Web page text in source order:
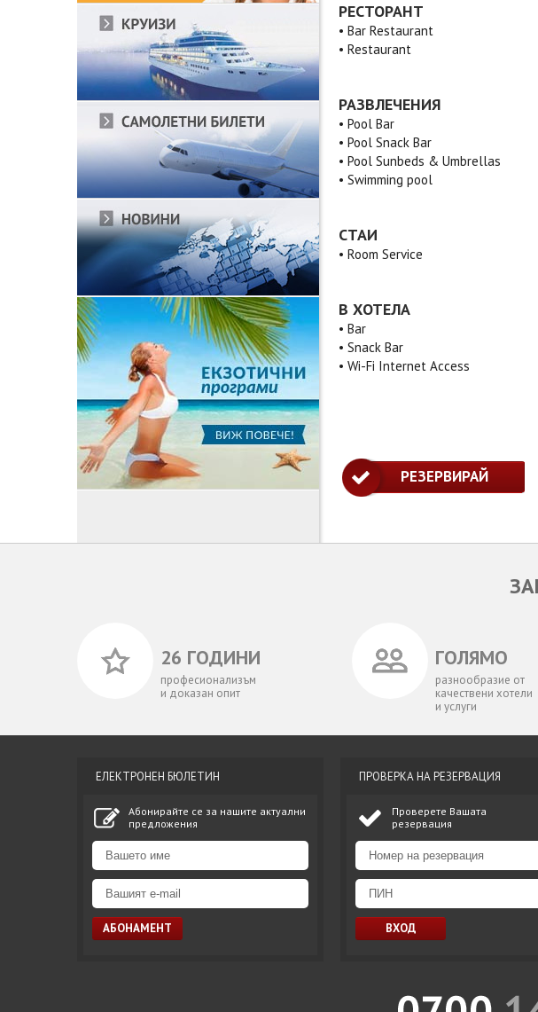
РЕСТОРАНТ
• Bar Restaurant
• Restaurant
РАЗВЛЕЧЕНИЯ
• Pool Bar
• Pool Snack Bar
• Pool Sunbeds & Umbrellas
• Swimming pool
СТАИ
• Room Service
В ХОТЕЛА
• Bar
• Snack Bar
• Wi-Fi Internet Access
РЕЗЕРВИРАЙ
26 ГОДИНИ
професионализъм
и доказан опит
ГОЛЯМО
разнообразие от
качествени хотели
и услуги
ЕЛЕКТРОНЕН БЮЛЕТИН
Абонирайте се за нашите актуални
предложения
ПРОВЕРКА НА РЕЗЕРВАЦИЯ
Проверете Вашата
резервация